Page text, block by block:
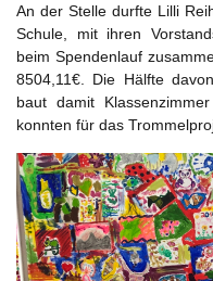
An der Stelle durfte Lilli
Schule, mit ihren
beim Spendenlauf
8504,11€. Die Hälfte
baut damit
konnten für das